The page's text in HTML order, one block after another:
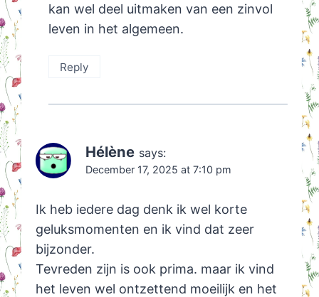
kan wel deel uitmaken van een zinvol
leven in het algemeen.
Reply
Hélène says:
December 17, 2025 at 7:10 pm
Ik heb iedere dag denk ik wel korte
geluksmomenten en ik vind dat zeer
bijzonder.
Tevreden zijn is ook prima. maar ik vind
het leven wel ontzettend moeilijk en het